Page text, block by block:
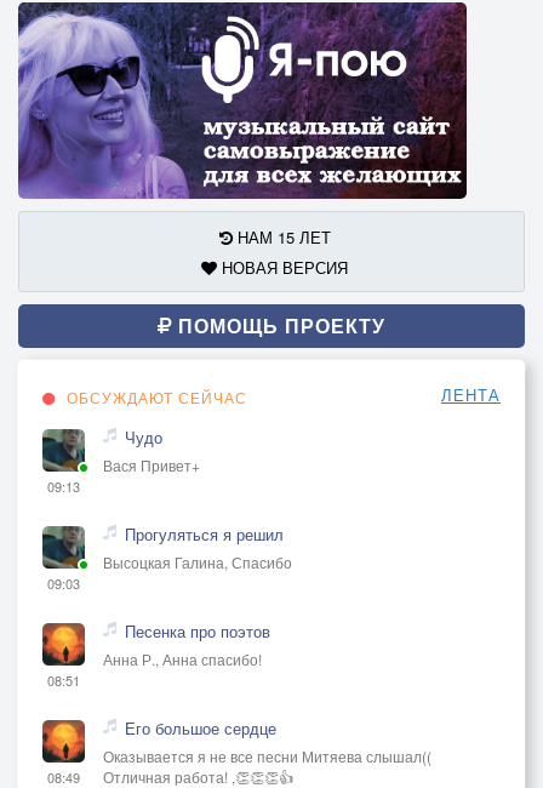
НАМ 15 ЛЕТ
НОВАЯ ВЕРСИЯ
ПОМОЩЬ ПРОЕКТУ
ОБСУЖДАЮТ СЕЙЧАС ЛЕНТА
09:13
Чудо
Вася Привет+
09:03
Прогуляться я решил
Высоцкая Галина, Спасибо
08:51
Песенка про поэтов
Анна Р., Анна спасибо!
08:49
Его большое сердце
Оказывается я не все песни Митяева слышал((
Отличная работа! ,👏👏👏👍